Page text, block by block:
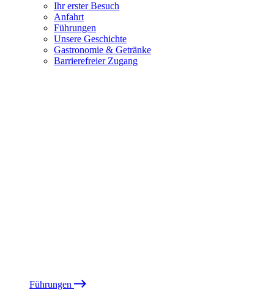
Ihr erster Besuch
Anfahrt
Führungen
Unsere Geschichte
Gastronomie & Getränke
Barrierefreier Zugang
Führungen